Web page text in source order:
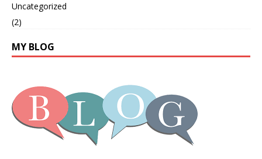
Uncategorized
(2)
MY BLOG